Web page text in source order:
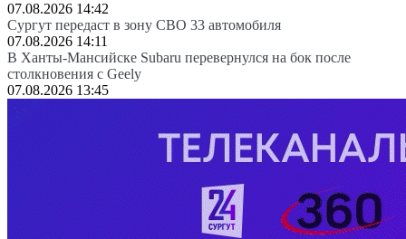
07.08.2026 14:42
Сургут передаст в зону СВО 33 автомобиля
07.08.2026 14:11
В Ханты-Мансийске Subaru перевернулся на бок после
столкновения с Geely
07.08.2026 13:45